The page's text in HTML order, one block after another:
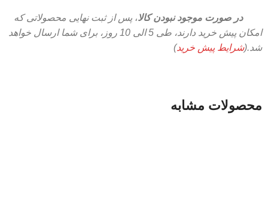
در صورت موجود نبودن کالا، پس از ثبت نهایی محصولاتی که
امکان پیش خرید دارند، طی 5 الی 10 روز،
برای شما ارسال خواهد
شد.(شرایط پیش خرید)
محصولات مشابه